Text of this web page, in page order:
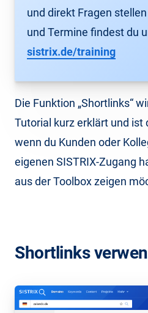
und direkt Fragen
und Termine findest du
sistrix.de/training
Die Funktion „Shortlinks“
Tutorial kurz erklärt und ist
wenn du Kunden oder
eigenen SISTRIX-Zugang
aus der Toolbox zeigen
Shortlinks